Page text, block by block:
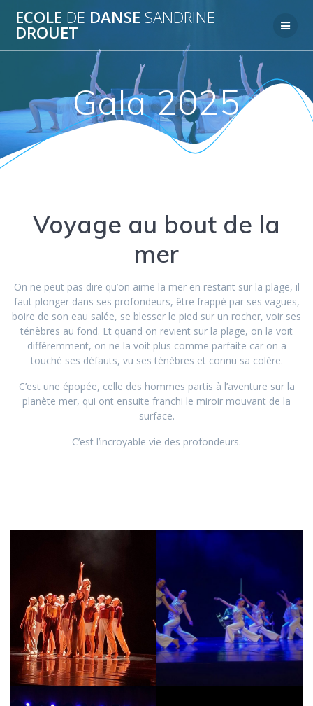
au
ECOLE DE DANSE SANDRINE
DROUET
Gala 2025
Voyage au bout de la
mer
On ne peut pas dire qu’on aime la mer en restant sur la plage, il
faut plonger dans ses profondeurs, être frappé par ses vagues,
boire de son eau salée, se blesser le pied sur un rocher, voir ses
ténèbres au fond. Et quand on revient sur la plage, on la voit
différemment, on ne la voit plus comme parfaite car on a
touché ses défauts, vu ses ténèbres et connu sa colère.
C’est une épopée, celle des hommes partis à l’aventure sur la
planète mer, qui ont ensuite franchi le miroir mouvant de la
surface.
C’est l’incroyable vie des profondeurs.